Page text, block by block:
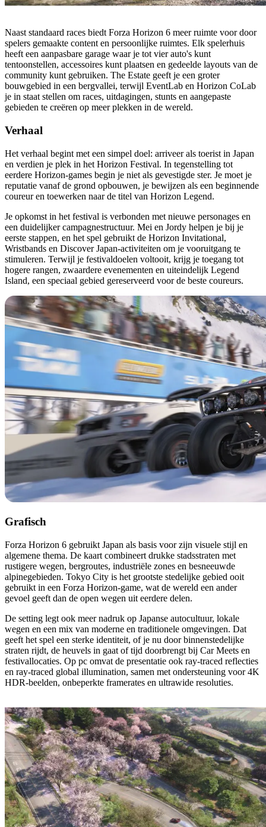
Naast standaard races biedt Forza Horizon 6 meer ruimte voor door
spelers gemaakte content en persoonlijke ruimtes. Elk spelerhuis
heeft een aanpasbare garage waar je tot vier auto's kunt
tentoonstellen, accessoires kunt plaatsen en gedeelde layouts van de
community kunt gebruiken. The Estate geeft je een groter
bouwgebied in een bergvallei, terwijl EventLab en Horizon CoLab
je in staat stellen om races, uitdagingen, stunts en aangepaste
gebieden te creëren op meer plekken in de wereld.
Verhaal
Het verhaal begint met een simpel doel: arriveer als toerist in Japan
en verdien je plek in het Horizon Festival. In tegenstelling tot
eerdere Horizon-games begin je niet als gevestigde ster. Je moet je
reputatie vanaf de grond opbouwen, je bewijzen als een beginnende
coureur en toewerken naar de titel van Horizon Legend.
Je opkomst in het festival is verbonden met nieuwe personages en
een duidelijker campagnestructuur. Mei en Jordy helpen je bij je
eerste stappen, en het spel gebruikt de Horizon Invitational,
Wristbands en Discover Japan-activiteiten om je vooruitgang te
stimuleren. Terwijl je festivaldoelen voltooit, krijg je toegang tot
hogere rangen, zwaardere evenementen en uiteindelijk Legend
Island, een speciaal gebied gereserveerd voor de beste coureurs.
Grafisch
Forza Horizon 6 gebruikt Japan als basis voor zijn visuele stijl en
algemene thema. De kaart combineert drukke stadsstraten met
rustigere wegen, bergroutes, industriële zones en besneeuwde
alpinegebieden. Tokyo City is het grootste stedelijke gebied ooit
gebruikt in een Forza Horizon-game, wat de wereld een ander
gevoel geeft dan de open wegen uit eerdere delen.
De setting legt ook meer nadruk op Japanse autocultuur, lokale
wegen en een mix van moderne en traditionele omgevingen. Dat
geeft het spel een sterke identiteit, of je nu door binnenstedelijke
straten rijdt, de heuvels in gaat of tijd doorbrengt bij Car Meets en
festivallocaties. Op pc omvat de presentatie ook ray-traced reflecties
en ray-traced global illumination, samen met ondersteuning voor 4K
HDR-beelden, onbeperkte framerates en ultrawide resoluties.